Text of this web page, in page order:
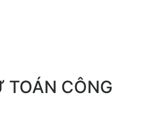
TOÁN CÔNG